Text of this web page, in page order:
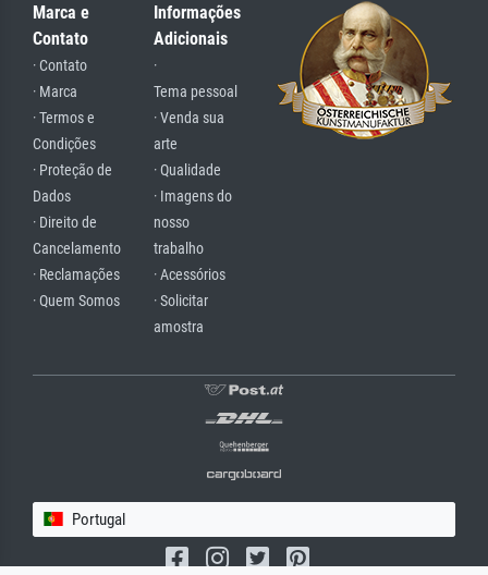
Marca e
Contato
· Contato
· Marca
· Termos e
Condições
· Proteção de
Dados
· Direito de
Cancelamento
· Reclamações
· Quem Somos
Informações
Adicionais
·
Tema pessoal
· Venda sua
arte
· Qualidade
· Imagens do
nosso
trabalho
· Acessórios
· Solicitar
amostra
Portugal